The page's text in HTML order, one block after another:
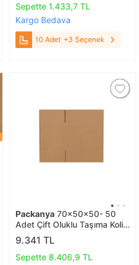
Sepette 1.433,7 TL
Kargo Bedava
10 Adet +3 Seçenek
Packanya 70x50x50- 50
Adet Çift Oluklu Taşıma Kolisi
50 adet
9.341 TL
Sepette 8.406,9 TL